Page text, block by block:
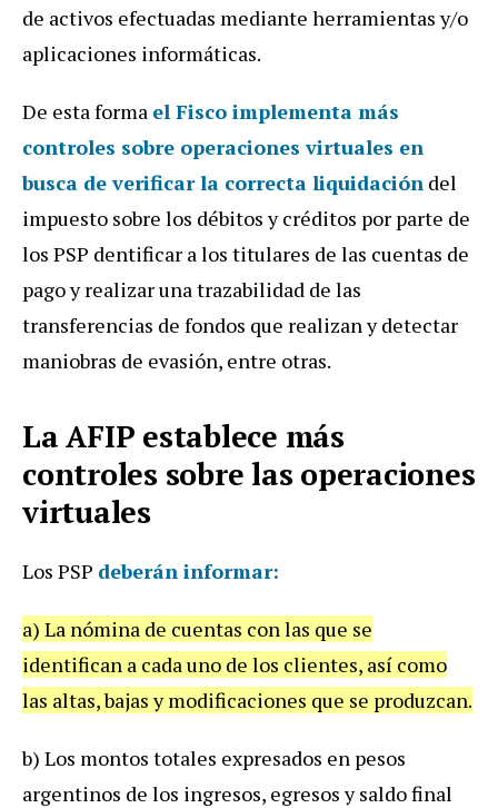
de activos efectuadas mediante herramientas y/o
aplicaciones informáticas.
De esta forma el Fisco implementa más
controles sobre operaciones virtuales en
busca de verificar la correcta liquidación del
impuesto sobre los débitos y créditos por parte de
los PSP dentificar a los titulares de las cuentas de
pago y realizar una trazabilidad de las
transferencias de fondos que realizan y detectar
maniobras de evasión, entre otras.
La AFIP establece más
controles sobre las operaciones
virtuales
Los PSP deberán informar:
a) La nómina de cuentas con las que se
identifican a cada uno de los clientes, así como
las altas, bajas y modificaciones que se produzcan.
b) Los montos totales expresados en pesos
argentinos de los ingresos, egresos y saldo final